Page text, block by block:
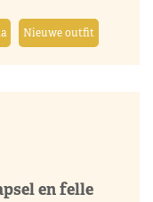
Nieuwe outfit
en felle